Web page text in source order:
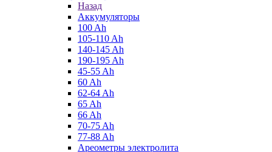
Назад
Аккумуляторы
100 Ah
105-110 Ah
140-145 Ah
190-195 Ah
45-55 Ah
60 Ah
62-64 Ah
65 Ah
66 Ah
70-75 Ah
77-88 Ah
Ареометры электролита